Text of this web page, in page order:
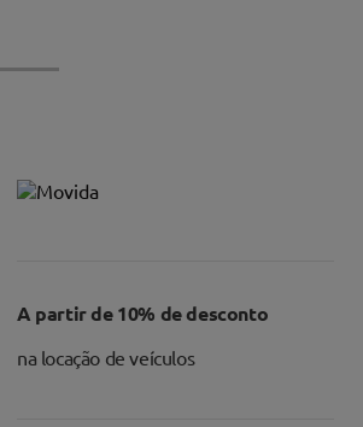
A partir de 10% de desconto
na locação de veículos